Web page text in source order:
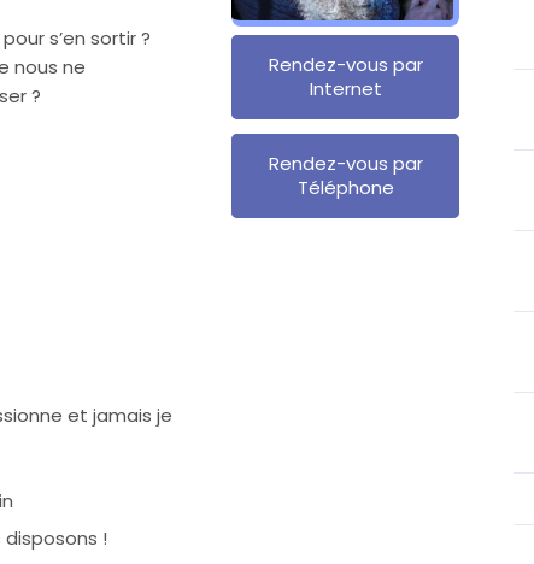
s’en sortir ?
nous ne
?
et jamais je
!
Rendez-vous par
Internet
Rendez-vous par
Téléphone